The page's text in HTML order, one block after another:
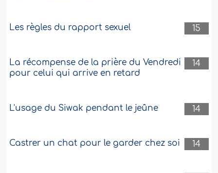
15
Les règles du rapport sexuel
14
La récompense de la prière du Vendredi
pour celui qui arrive en retard
14
L'usage du Siwak pendant le jeûne
14
Castrer un chat pour le garder chez soi